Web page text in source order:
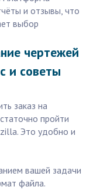
и отзывы, что
выбор
чертежей
и советы
заказ на
пройти
Это удобно и
вашей задачи
файла.